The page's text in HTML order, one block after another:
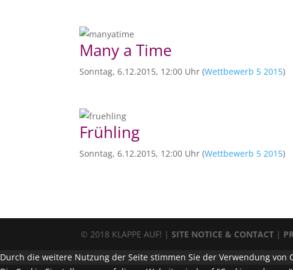
Many a Time
Sonntag, 6.12.2015, 12:00 Uhr (Wettbewerb 5 2015)
Frühling
Sonntag, 6.12.2015, 12:00 Uhr (Wettbewerb 5 2015)
© 2018 KLAPPE AUF! |SITE NOTICE & CONTACT |
Durch die weitere Nutzung der Seite stimmen Sie der Verwendung von